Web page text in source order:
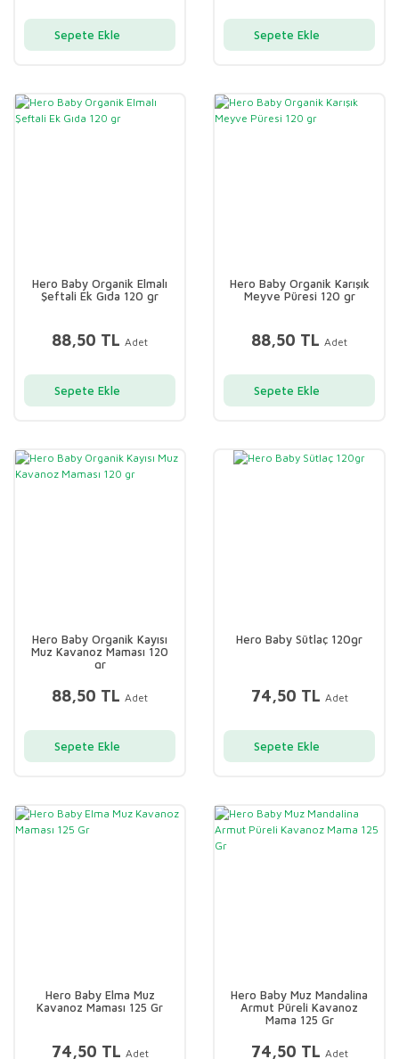
Sepete Ekle Sepete Ekle
Hero Baby Organik Elmalı
Şeftali Ek Gıda 120 gr
88,50 TL Adet
Sepete Ekle
Hero Baby Organik Karışık
Meyve Püresi 120 gr
88,50 TL Adet
Sepete Ekle
Hero Baby Organik Kayısı
Muz Kavanoz Maması 120
gr
88,50 TL Adet
Sepete Ekle
Hero Baby Sütlaç 120gr
74,50 TL Adet
Sepete Ekle
Hero Baby Elma Muz
Kavanoz Maması 125 Gr
74,50 TL Adet
Hero Baby Muz Mandalina
Armut Püreli Kavanoz
Mama 125 Gr
74,50 TL Adet